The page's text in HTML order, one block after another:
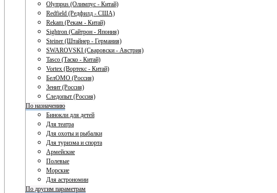
Olympus (Олимпус - Китай)
Redfield (Редфилд - США)
Rekam (Рекам - Китай)
Sightron (Сайтрон - Япония)
Steiner (Штайнер - Германия)
SWAROVSKI (Сваровски - Австрия)
Tasco (Таско - Китай)
Vortex (Вортекс - Китай)
БелОМО (Россия)
Зенит (Россия)
Следопыт (Россия)
По назначению
Бинокли для детей
Для театра
Для охоты и рыбалки
Для туризма и спорта
Армейские
Полевые
Морские
Для астрономии
По другим параметрам